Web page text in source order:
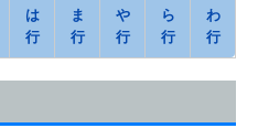
は
行
ま
行
や
行
ら
行
わ
行